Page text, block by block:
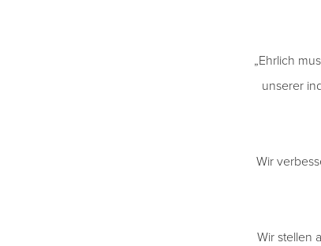
„Ehrlich
unserer
Wir
Wir stellen